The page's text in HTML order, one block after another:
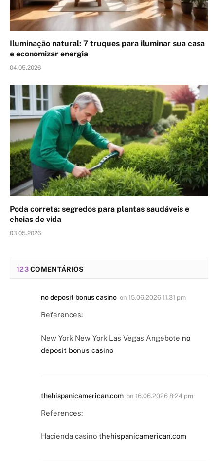
Iluminação natural: 7 truques para iluminar sua casa
e economizar energia
04.05.2026
Poda correta: segredos para plantas saudáveis e
cheias de vida
03.05.2026
123COMENTÁRIOS
no deposit bonus casino on 15.06.2026 11:31 pm
References:
New York New York Las Vegas Angebote no
deposit bonus casino
thehispanicamerican.com on 16.06.2026 8:24 pm
References:
Hacienda casino thehispanicamerican.com